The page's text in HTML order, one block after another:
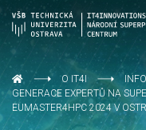
O IT4I
GENERACE EXPERTŮ NA
EUMASTER4HPC 2024 V